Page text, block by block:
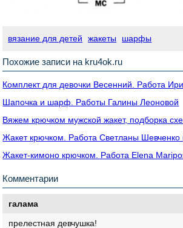
вязание для детей жакеты шарфы
Похожие записи на kru4ok.ru
Комплект для девочки Весенний. Работа
Шапочка и шарф. Работы Галины Леоновой
Вяжем крючком мужской жакет, подборка
Жакет крючком. Работа Светланы Шевченко
Жакет-кимоно крючком. Работа Elena
Комментарии
галама
прелестная девчушка!